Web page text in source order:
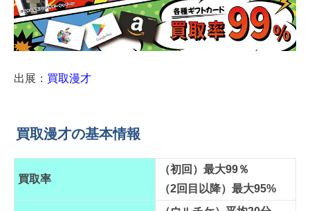
出展： 買取漫才
買取漫才の基本情報
買取率
（初回）最大99％
（2回目以降）最大95%